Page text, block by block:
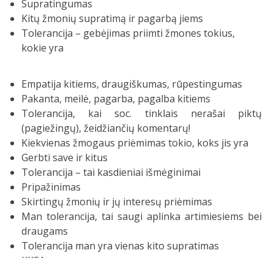
Supratingumas
Kitų žmonių supratimą ir pagarbą jiems
Tolerancija – gebėjimas priimti žmones tokius,
kokie yra
Empatija kitiems, draugiškumas, rūpestingumas
Pakanta, meilė, pagarba, pagalba kitiems
Tolerancija, kai soc. tinklais nerašai piktų
(pagiežingų), žeidžiančių komentarų!
Kiekvienas žmogaus priėmimas tokio, koks jis yra
Gerbti save ir kitus
Tolerancija – tai kasdieniai išmėginimai
Pripažinimas
Skirtingų žmonių ir jų interesų priėmimas
Man tolerancija, tai saugi aplinka artimiesiems bei
draugams
Tolerancija man yra vienas kito supratimas